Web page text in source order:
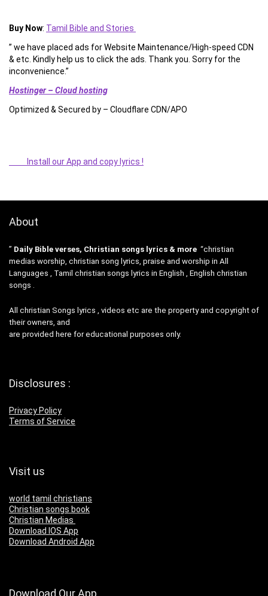
Buy Now: Tamil Bible and Stories
” we have placed ads for Website Maintenance/High-speed CDN
& etc. Kindly help us to click the ads. Thank you. Sorry for the
inconvenience.”
Hostinger – Cloud hosting
Optimized & Secured by – Cloudflare CDN/APO
Install our App and copy lyrics !
About
” Daily Bible verses, Christian songs lyrics & more “christian
medias worship, christian song lyrics, praise and worship in All
Languages , Tamil christian songs lyrics in English , English christian
songs .
All christian Songs lyrics , videos etc are the property and copyright of
their owners, and
are provided here for educational purposes only.
Disclosures :
Privacy Policy
Terms of Service
Visit us
world tamil christians
Christian songs book
Christian Medias
Download IOS App
Download Android App
Download Our App